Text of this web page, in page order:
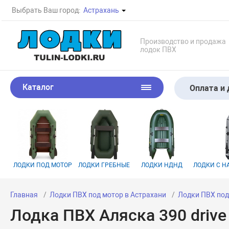
Выбрать Ваш город: Астрахань
Производство и продажа
лодок ПВХ
Каталог Оплата и
ЛОДКИ ПОД МОТОР ЛОДКИ ГРЕБНЫЕ ЛОДКИ НДНД ЛОДКИ С
Главная Лодки ПВХ под мотор в Астрахани Лодки ПВХ
Лодка ПВХ Аляска 390